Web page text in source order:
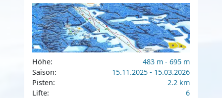
Höhe:
483 m - 695 m
Saison:
15.11.2025 - 15.03.2026
Pisten:
2.2 km
Lifte:
6